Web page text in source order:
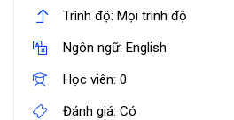
Trình độ: Mọi trình độ
Ngôn ngữ: English
Học viên: 0
Đánh giá: Có